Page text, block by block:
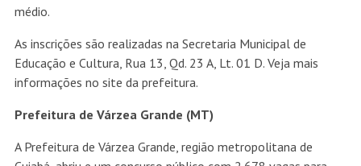
médio.
As inscrições são realizadas na Secretaria Municipal de
Educação e Cultura, Rua 13, Qd. 23 A, Lt. 01 D. Veja mais
informações no site da prefeitura.
Prefeitura de Várzea Grande (MT)
A Prefeitura de Várzea Grande, região metropolitana de